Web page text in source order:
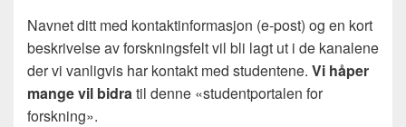
Navnet ditt med kontaktinformasjon (e-post) og en kort
beskrivelse av forskningsfelt vil bli lagt ut i de kanalene
der vi vanligvis har kontakt med studentene. Vi håper
mange vil bidratil denne «studentportalen for
forskning».